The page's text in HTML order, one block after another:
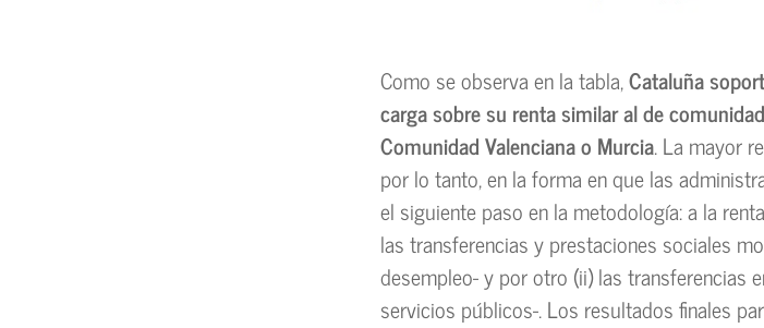
Como se observa en la tabla,Cataluña
carga sobre su renta similar al de
Comunidad Valenciana o Murcia. La mayor
por lo tanto, en la forma en que las
el siguiente paso en la metodología: a la
las transferencias y prestaciones sociales
desempleo- y por otro (ii) las transferencias
servicios públicos-. Los resultados finales